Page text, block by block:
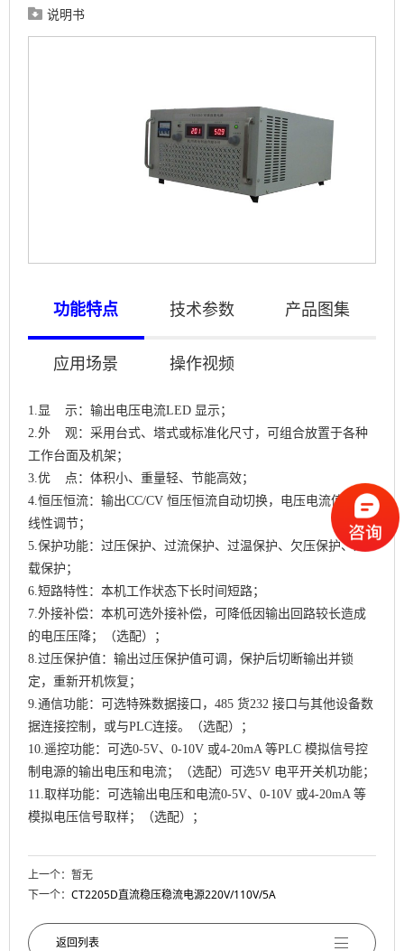
 说明书
功能特点 技术参数 产品图集
应用场景 操作视频
1.显 示：输出电压电流LED 显示；
2.外 观：采用台式、塔式或标准化尺寸，可组合放置于各种
工作台面及机架；
3.优 点：体积小、重量轻、节能高效；
4.恒压恒流：输出CC/CV 恒压恒流自动切换，电压电流值连续
线性调节；
5.保护功能：过压保护、过流保护、过温保护、欠压保护、过
载保护；
6.短路特性：本机工作状态下长时间短路；
7.外接补偿：本机可选外接补偿，可降低因输出回路较长造成
的电压压降；（选配）；
8.过压保护值：输出过压保护值可调，保护后切断输出并锁
定，重新开机恢复；
9.通信功能：可选特殊数据接口，485 货232 接口与其他设备数
据连接控制，或与PLC连接。（选配）；
10.遥控功能：可选0-5V、0-10V 或4-20mA 等PLC 模拟信号控
制电源的输出电压和电流；（选配）可选5V 电平开关机功能；
11.取样功能：可选输出电压和电流0-5V、0-10V 或4-20mA 等
模拟电压信号取样；（选配）；
上一个：暂无
下一个： CT2205D直流稳压稳流电源220V/110V/5A
返回列表